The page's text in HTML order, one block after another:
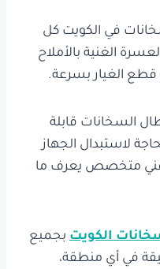
في الكويت كل
الغنية بالأملاح
قطع الغيار بسرعة.
أن 85% من أعطال السخانات قابلة
لاستبدال الجهاز
فني متخصص يعرف ما
الكويت بجميع
نصل إليك خلال 30 دقيقة في أي منطقة،